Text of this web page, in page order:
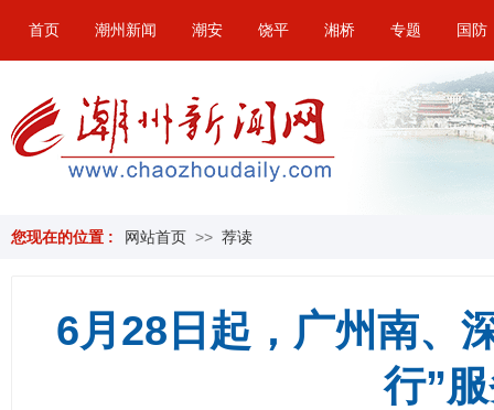
首页 潮州新闻 潮安 饶平 湘桥 专题 国防
您现在的位置 : 网站首页 >> 荐读
6月28日起，广州南、
行”